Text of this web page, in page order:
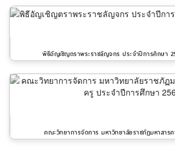
พิธีอัญเชิญตราพระราชลัญจกร ประจำปีการศึกษา
คณะวิทยาการจัดการ มหาวิทยาลัยราชภัฏมหาสาร